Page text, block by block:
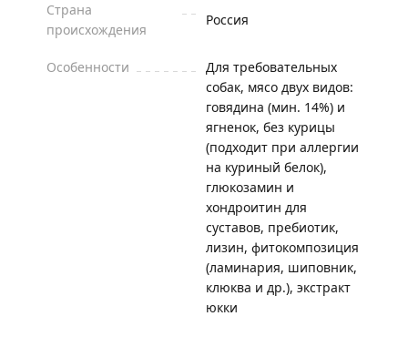
Страна
происхождения
Россия
Особенности
Для требовательных
собак, мясо двух видов:
говядина (мин. 14%) и
ягненок, без курицы
(подходит при аллергии
на куриный белок),
глюкозамин и
хондроитин для
суставов, пребиотик,
лизин, фитокомпозиция
(ламинария, шиповник,
клюква и др.), экстракт
юкки